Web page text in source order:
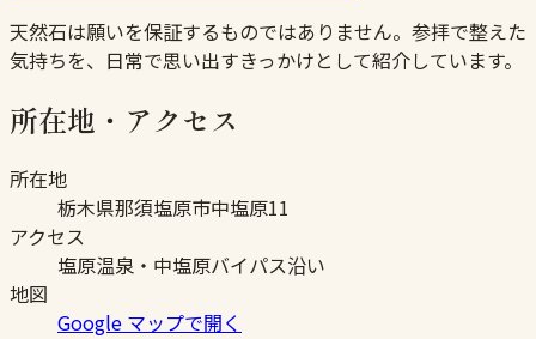
天然石は願いを保証するものではありません。参拝で整えた
気持ちを、日常で思い出すきっかけとして紹介しています。
所在地・アクセス
所在地
栃木県那須塩原市中塩原11
アクセス
塩原温泉・中塩原バイパス沿い
地図
Google マップで開く